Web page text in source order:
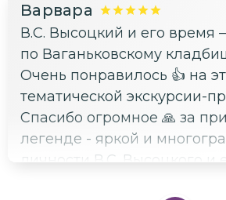
Варвара
В.С. Высоцкий и его время
по Ваганьковскому
Очень понравилось 👍 на
тематической экскурсии-
Спасибо огромное 🙏 за
легенде - яркой и
личности В.С. Высоцкого и